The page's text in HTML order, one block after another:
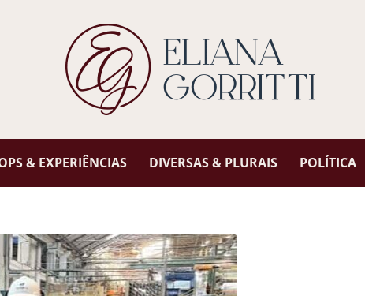
& EXPERIÊNCIAS DIVERSAS & PLURAIS POLÍTICA